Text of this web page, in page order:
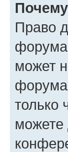
Право
может
только
можете